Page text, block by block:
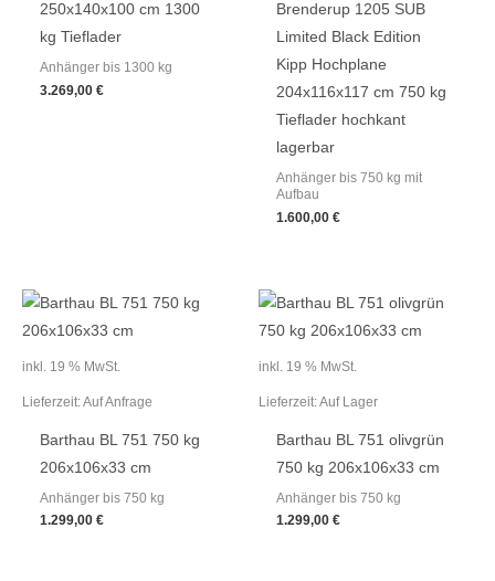
250x140x100 cm 1300
kg Tieflader
Anhänger bis 1300 kg
3.269,00€
Brenderup 1205 SUB
Limited Black Edition
Kipp Hochplane
204x116x117 cm 750 kg
Tieflader hochkant
lagerbar
Anhänger bis 750 kg mit
Aufbau
1.600,00€
inkl. 19 % MwSt.
Lieferzeit:Auf Anfrage
Barthau BL 751 750 kg
206x106x33 cm
Anhänger bis 750 kg
1.299,00€
inkl. 19 % MwSt.
Lieferzeit:Auf Lager
Barthau BL 751 olivgrün
750 kg 206x106x33 cm
Anhänger bis 750 kg
1.299,00€